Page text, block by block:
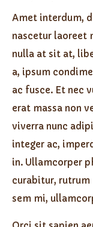
Amet interdum,
nascetur laoreet
nulla at sit at,
a, ipsum
ac fusce. Et nec
erat massa non
viverra nunc
integer ac,
in. Ullamcorper
curabitur, rutrum
sem mi,